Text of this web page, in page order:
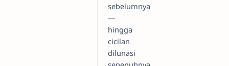
sebelumnya
—
hingga
cicilan
dilunasi